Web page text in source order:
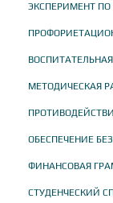
ЭКСПЕРИМЕНТ
МЕТОДИЧЕСКАЯ
ОБЕСПЕЧЕНИЕ
ФИНАНСОВАЯ
СТУДЕНЧЕСКИЙ